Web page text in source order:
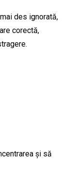
des ignorată,
corectă,
și să